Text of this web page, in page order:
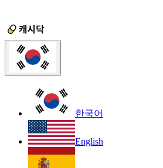
한국어
English